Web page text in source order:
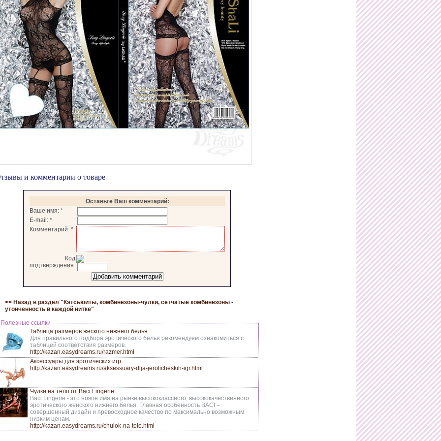
и комментарии о товаре
Оставьте Ваш комментарий:
Ваше имя: *
E-mail: *
Комментарий: *
Код
подтверждения:
<< Назад в раздел " Кэтсьюиты, комбинезоны-чулки, сетчатые комбинезоны -
утонченность в каждой нитке"
Полезные ссылки
Таблица размеров жеского нижнего белья
Для правильного подбора эротического белья рекомендуем ознакомиться с
таблицей соответствия размеров.
http://kazan.easydreams.ru/razmer.html
Аксессуары для эротических игр
http://kazan.easydreams.ru/aksessuary-dlja-jeroticheskih-igr.html
Чулки на тело от Baci Lingerie
Baci Lingerie - это новое имя на рынке высококлассного, высококачественного
эротического женского нижнего белья. Главная особенность BACI –
совершенный дизайн и превосходное качество по максимально возможным
низким ценам.
http://kazan.easydreams.ru/chulok-na-telo.html